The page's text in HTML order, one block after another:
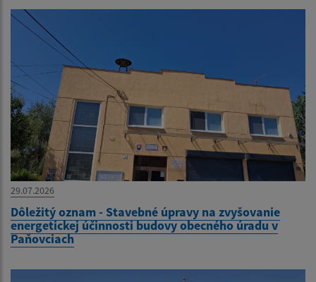
29.07.2026
Dôležitý oznam - Stavebné úpravy na zvyšovanie
energetickej účinnosti budovy obecného úradu v
Paňovciach